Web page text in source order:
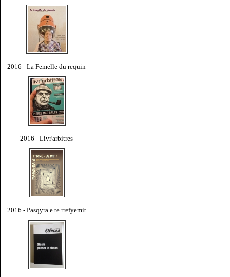
2016 - La Femelle du requin
2016 - Livr'arbitres
2016 - Pasqyra e te rrefyemit